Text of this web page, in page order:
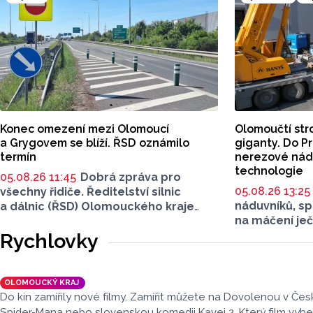
v Tištíně a komunikaci ve Služíně
i ulice Krokova, Česká a Ruská. Nově
začíná také uzavírka silnice II/367.
Máme pro vás přehled dopravních
informací.
26 milionů
Konec omezení mezi Olomoucí
a Grygovem se blíží. ŘSD oznámilo
termín
05.08.26 11:45 Dobrá zpráva pro
všechny řidiče. Ředitelství silnic
a dálnic (ŘSD) Olomouckého kraje
z velkých oprav, která v kraji aktuálně
probíhá. Silnice mezi Olomoucí
pár dní. Plnohodnotný provoz
ředitelství obnoví už 10. srpna.
Olomoučtí
giganty. Do
nerezové
technologie
05.08.26 13:25
náduvníků,
na máčení
která
úspěšně
Rychlovky
OLOMOUCKÝ KRAJ
Do kin zamířily nové filmy. Zamířit můžete na Dovolenou v